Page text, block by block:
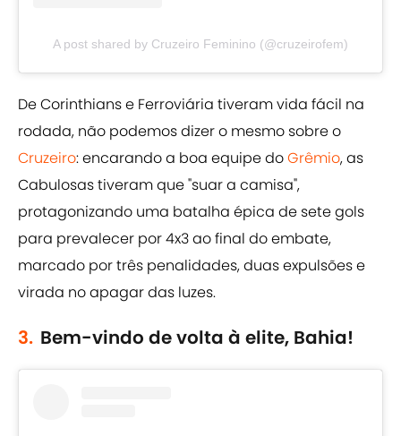
A post shared by Cruzeiro Feminino (@cruzeirofem)
De Corinthians e Ferroviária tiveram vida fácil na
rodada, não podemos dizer o mesmo sobre o
Cruzeiro: encarando a boa equipe doGrêmio, as
Cabulosas tiveram que "suar a camisa",
protagonizando uma batalha épica de sete gols
para prevalecer por 4x3 ao final do embate,
marcado por três penalidades, duas expulsões e
virada no apagar das luzes.
3. Bem-vindo de volta à elite, Bahia!